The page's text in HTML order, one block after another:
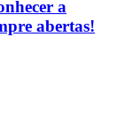
a
abertas!